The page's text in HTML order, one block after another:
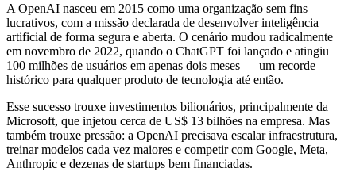
A OpenAI nasceu em 2015 como uma organização sem fins
lucrativos, com a missão declarada de desenvolver inteligência
artificial de forma segura e aberta. O cenário mudou radicalmente
em novembro de 2022, quando o ChatGPT foi lançado e atingiu
100 milhões de usuários em apenas dois meses — um recorde
histórico para qualquer produto de tecnologia até então.
Esse sucesso trouxe investimentos bilionários, principalmente da
Microsoft, que injetou cerca de US$ 13 bilhões na empresa. Mas
também trouxe pressão: a OpenAI precisava escalar infraestrutura,
treinar modelos cada vez maiores e competir com Google, Meta,
Anthropic e dezenas de startups bem financiadas.